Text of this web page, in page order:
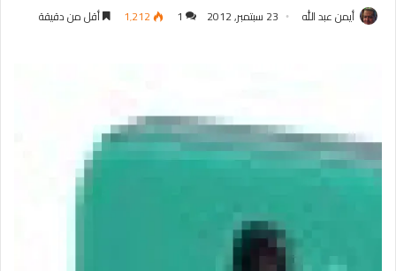
أيمن عبد الله 23 سبتمبر, 2012 1 1٬212 أقل من دقيقة